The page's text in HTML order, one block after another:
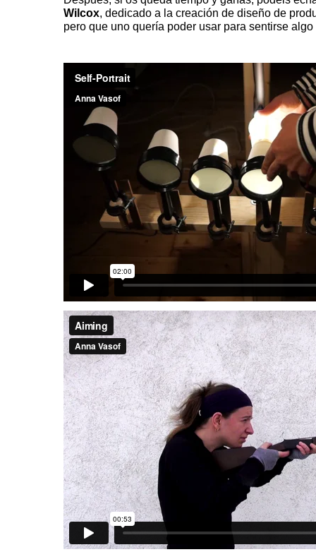
Wilcox, dedicado a la creación de diseño de
pero que uno quería poder usar para sentirse